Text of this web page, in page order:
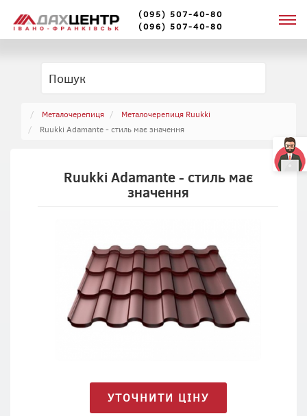
(095) 507-40-80
(096) 507-40-80
Металочерепиця
Металочерепиця Ruukki
Ruukki Adamante - стиль має значення
Ruukki Adamante - стиль має
значення
УТОЧНИТИ ЦІНУ